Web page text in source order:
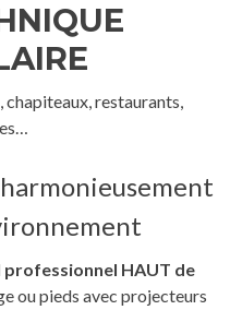
chapiteaux, restaurants,
harmonieusement
HAUT de
ou pieds avec projecteurs